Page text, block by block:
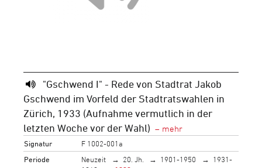
"Gschwend I" - Rede von Stadtrat Jakob
Gschwend im Vorfeld der Stadtratswahlen in
Zürich, 1933 (Aufnahme vermutlich in der
letzten Woche vor der Wahl)
Signatur
F 1002-001a
Periode
Neuzeit 20. Jh. 1901-1950
1931-